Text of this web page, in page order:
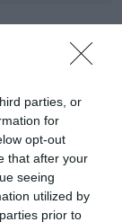
parties, or
for
opt-out
that after your
seeing
utilized by
prior to